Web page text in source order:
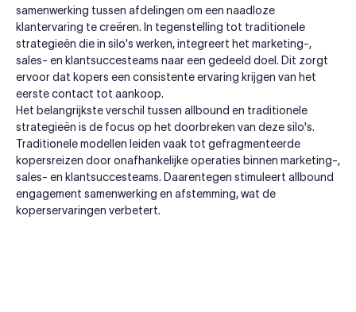
samenwerking tussen afdelingen om een naadloze
klantervaring te creëren. In tegenstelling tot traditionele
strategieën die in silo's werken, integreert het marketing-,
sales- en klantsuccesteams naar een gedeeld doel. Dit zorgt
ervoor dat kopers een consistente ervaring krijgen van het
eerste contact tot aankoop.
Het belangrijkste verschil tussen allbound en traditionele
strategieën is de focus op het doorbreken van deze silo's.
Traditionele modellen leiden vaak tot gefragmenteerde
kopersreizen door onafhankelijke operaties binnen marketing-,
sales- en klantsuccesteams. Daarentegen stimuleert allbound
engagement samenwerking en afstemming, wat de
koperservaringen verbetert.